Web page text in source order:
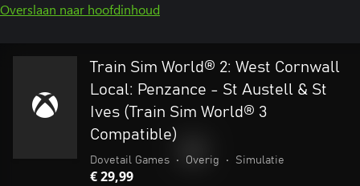
Overslaan naar hoofdinhoud
Train Sim World® 2: West Cornwall
Local: Penzance - St Austell & St
Ives (Train Sim World® 3
Compatible)
Dovetail Games • Overig • Simulatie
€ 29,99